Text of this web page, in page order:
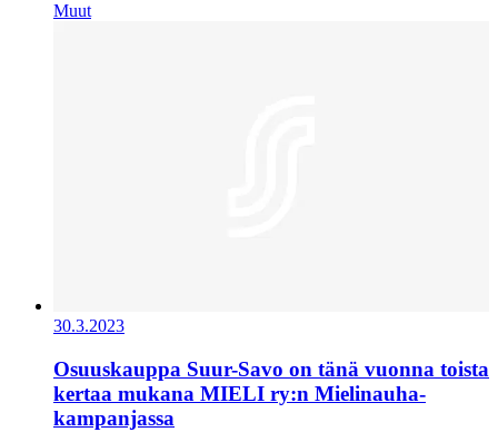
Muut
30.3.2023
Osuuskauppa Suur-Savo on tänä vuonna toista
kertaa mukana MIELI ry:n Mielinauha-
kampanjassa